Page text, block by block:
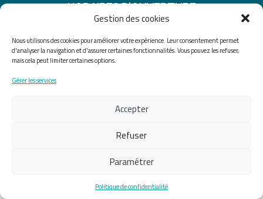
Gestion des cookies
Nous utilisons des cookies pour améliorer votre expérience. Leur consentement permet
d'analyser la navigation et d'assurer certaines fonctionnalités. Vous pouvez les refuser,
mais cela peut limiter certaines options.
Gérer les services
Accepter
Refuser
Paramétrer
Politique de confidentialité
HORAIRES D’OUVERTURE
Du lundi au vendredi de 8h30 à 12h30 et de 13h30 à
17h30, le samedi de 10h00 à 12h00
personnelles
Fait avec ♡ en Bretagne par